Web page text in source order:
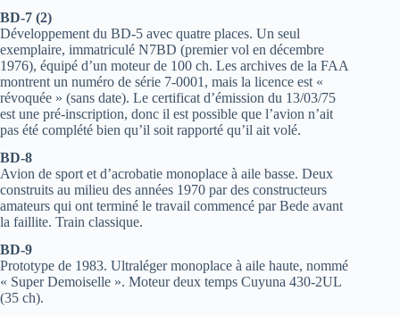
BD-7 (2)
Développement du BD-5 avec quatre places. Un seul
exemplaire, immatriculé N7BD (premier vol en décembre
1976), équipé d’un moteur de 100 ch. Les archives de la FAA
montrent un numéro de série 7-0001, mais la licence est «
révoquée » (sans date). Le certificat d’émission du 13/03/75
est une pré-inscription, donc il est possible que l’avion n’ait
pas été complété bien qu’il soit rapporté qu’il ait volé.
BD-8
Avion de sport et d’acrobatie monoplace à aile basse. Deux
construits au milieu des années 1970 par des constructeurs
amateurs qui ont terminé le travail commencé par Bede avant
la faillite. Train classique.
BD-9
Prototype de 1983. Ultraléger monoplace à aile haute, nommé
« Super Demoiselle ». Moteur deux temps Cuyuna 430-2UL
(35 ch).